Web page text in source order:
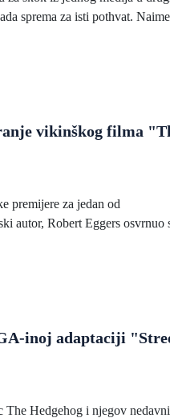
sprema za isti pothvat.
vikinškog filma
premijere za jedan od
autor, Robert Eggers osvrnuo
inoj adaptaciji
Hedgehog i njegov nedavni